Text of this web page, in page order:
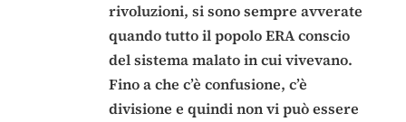
rivoluzioni, si sono sempre avverate
quando tutto il popolo ERA conscio
del sistema malato in cui vivevano.
Fino a che c’è confusione, c’è
divisione e quindi non vi può essere